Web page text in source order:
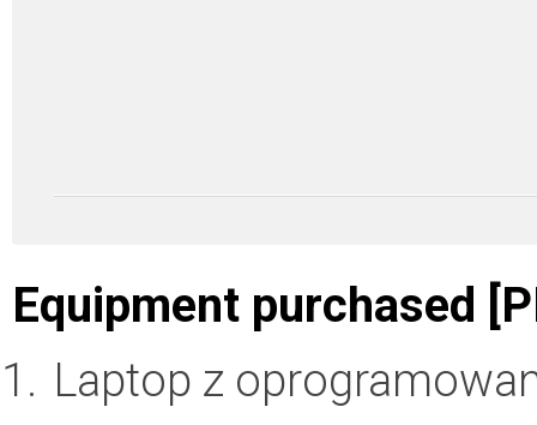
Equipment purchased
Laptop z